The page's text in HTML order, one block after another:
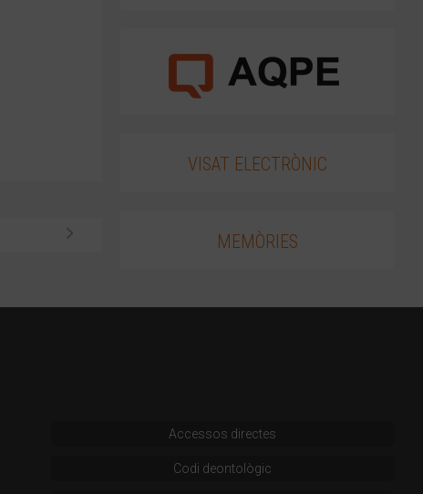
VISAT ELECTRÒNIC
MEMÒRIES
Accessos directes
Codi deontològic